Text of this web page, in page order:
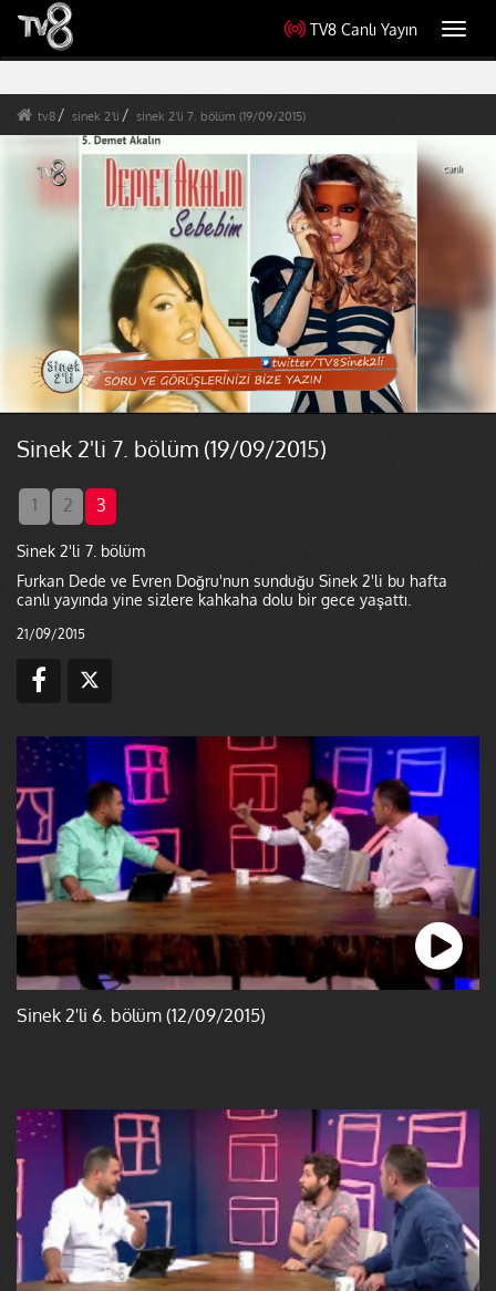
TV8 Canlı Yayın
tv8 sinek 2'li sinek 2'li 7. bölüm (19/09/2015)
Sinek 2'li 7. bölüm (19/09/2015)
1 2 3
Sinek 2'li 7. bölüm
Furkan Dede ve Evren Doğru'nun sunduğu Sinek 2'li bu hafta
canlı yayında yine sizlere kahkaha dolu bir gece yaşattı.
21/09/2015
Sinek 2'li 6. bölüm (12/09/2015)